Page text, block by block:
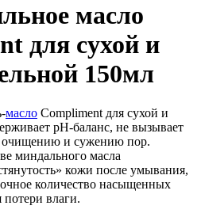
масло
для сухой и
150мл
масло Compliment для сухой и
рН-баланс, не вызывает
очищению и сужению пор.
миндального масла
кожи после умывания,
количество насыщенных
влаги.